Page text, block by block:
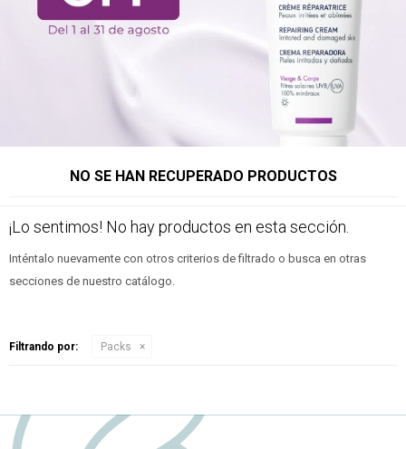
NO SE HAN RECUPERADO PRODUCTOS
¡Lo sentimos! No hay productos en esta sección.
Inténtalo nuevamente con otros criterios de filtrado o busca en otras
secciones de nuestro catálogo.
Filtrando por: Packs